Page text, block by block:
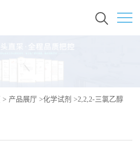
> 产品展厅 >化学试剂 >2,2,2-三氯乙醇